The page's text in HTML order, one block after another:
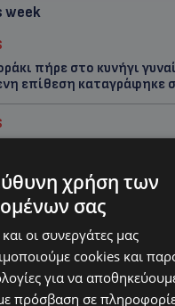
week
πήρε στο κυνήγι
επίθεση καταγράφηκε
Κλείνουν
– Πού και τι ώρα θα
χρήση των
σας
και οι συνεργάτες μας
cookies και
για να
πρόσβαση σε